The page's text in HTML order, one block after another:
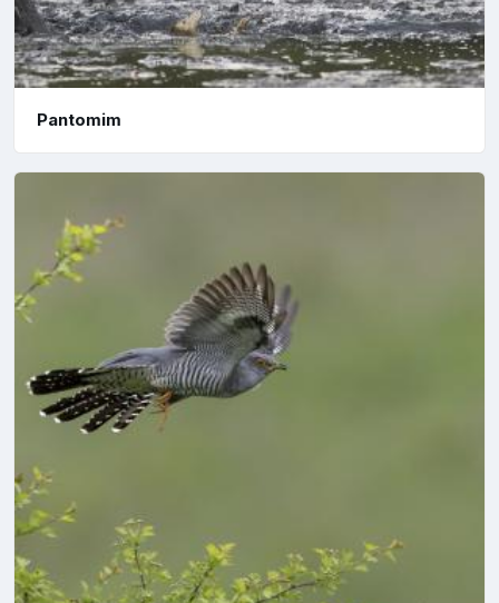
Pantomim